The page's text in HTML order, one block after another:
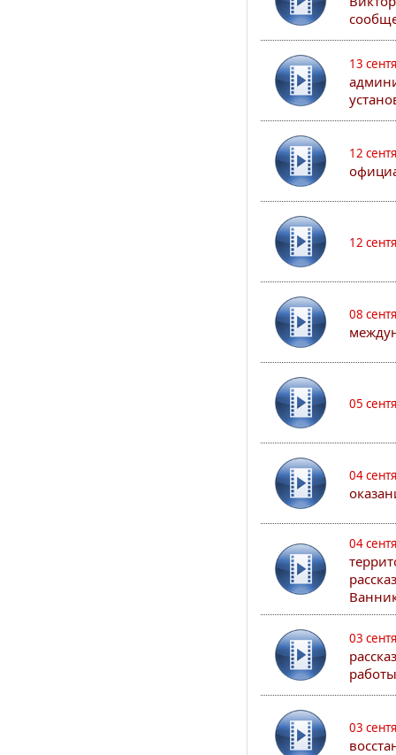
13
12
12
08
05
04
04
03
03